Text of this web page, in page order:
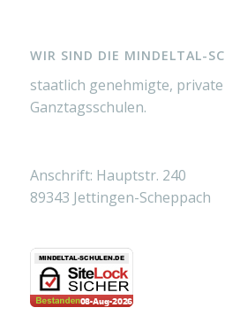
WIR SIND DIE MINDELTAL-
staatlich genehmigte,
Ganztagsschulen.
Anschrift: Hauptstr. 240
89343 Jettingen-Scheppach